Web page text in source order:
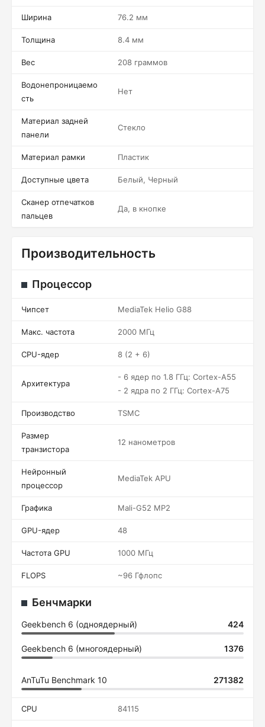
Ширина 76.2 мм
Толщина 8.4 мм
Вес 208 граммов
Водонепроницаемо
сть
Нет
Материал задней
панели
Стекло
Материал рамки Пластик
Доступные цвета Белый, Черный
Сканер отпечатков
пальцев
Да, в кнопке
Производительность
Процессор
Чипсет MediaTek Helio G88
Макс. частота 2000 МГц
CPU-ядер 8 (2 + 6)
Архитектура
- 6 ядер по 1.8 ГГц: Cortex-A55
- 2 ядра по 2 ГГц: Cortex-A75
Производство TSMC
Размер
транзистора
12 нанометров
Нейронный
процессор
MediaTek APU
Графика Mali-G52 MP2
GPU-ядер 48
Частота GPU 1000 МГц
FLOPS ~96 Гфлопс
Бенчмарки
Geekbench 6 (одноядерный) 424
Geekbench 6 (многоядерный) 1376
AnTuTu Benchmark 10 271382
CPU 84115